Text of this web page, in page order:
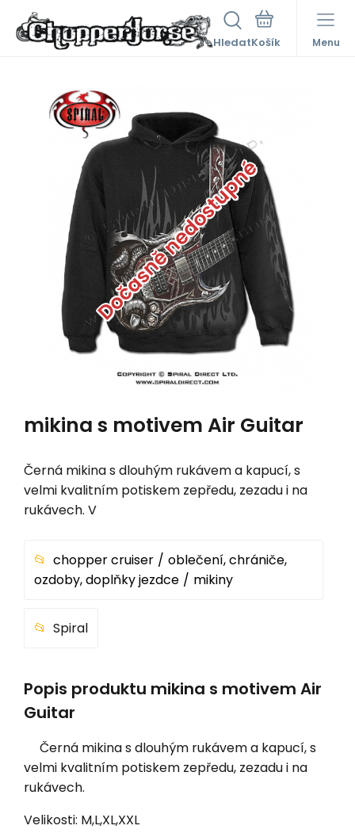
Hledat Menu
Dočasně nedostupné
mikina s motivem Air Guitar
Černá mikina s dlouhým rukávem a kapucí, s
velmi kvalitním potiskem zepředu, zezadu i na
rukávech. V
chopper cruiser
oblečení, chrániče,
ozdoby, doplňky jezdce
mikiny
Spiral
Popis produktu mikina s motivem Air
Guitar
Černá mikina s dlouhým rukávem a kapucí, s
velmi kvalitním potiskem zepředu, zezadu i na
rukávech.
Velikosti: M,L,XL,XXL